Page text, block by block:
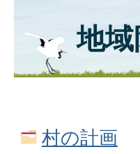
地
村の計画